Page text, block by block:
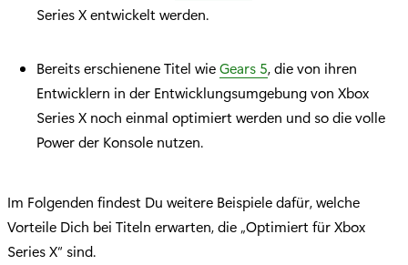
Series X entwickelt werden.
Bereits erschienene Titel wieGears 5, die von ihren
Entwicklern in der Entwicklungsumgebung von Xbox
Series X noch einmal optimiert werden und so die volle
Power der Konsole nutzen.
Im Folgenden findest Du weitere Beispiele dafür, welche
Vorteile Dich bei Titeln erwarten, die „Optimiert für Xbox
Series X“ sind.